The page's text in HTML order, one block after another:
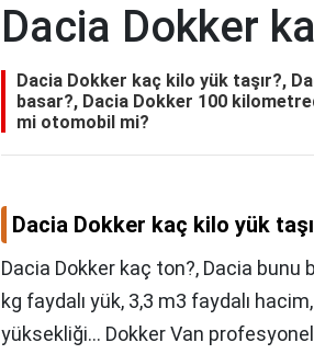
Dacia Dokker
Dacia Dokker kaç kilo yük taşır?,
basar?, Dacia Dokker 100
mi otomobil mi?
Dacia Dokker kaç kilo yük
Dacia Dokker kaç ton?, Dacia bunu
kg faydalı yük, 3,3 m3 faydalı
yüksekliği... Dokker Van